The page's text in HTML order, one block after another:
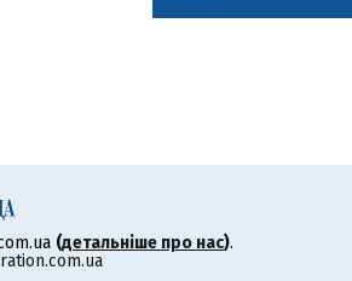
(детальніше про нас).